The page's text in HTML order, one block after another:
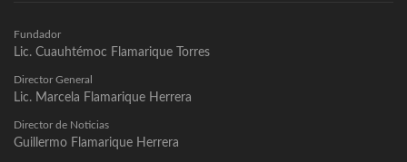
Fundador
Lic. Cuauhtémoc Flamarique Torres
Director General
Lic. Marcela Flamarique Herrera
Director de Noticias
Guillermo Flamarique Herrera